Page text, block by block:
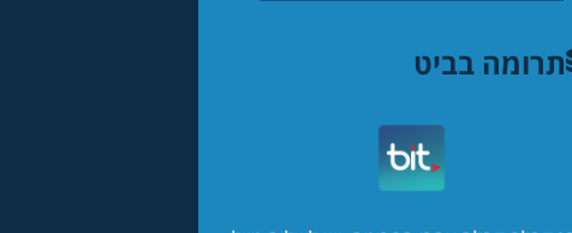
תרומה בביט